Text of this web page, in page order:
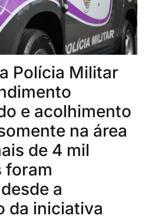
Polícia Militar
e acolhimento
na área
de 4 mil
foram
a
da iniciativa